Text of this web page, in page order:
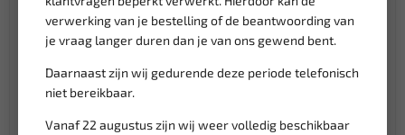
verwerking van je bestelling of de beantwoording van
je vraag langer duren dan je van ons gewend bent.
Daarnaast zijn wij gedurende deze periode telefonisch
niet bereikbaar.
Vanaf 22 augustus zijn wij weer volledig beschikbaar
Nokkenas Pin
303732
303-732
Nokkenas / Krukas Pin